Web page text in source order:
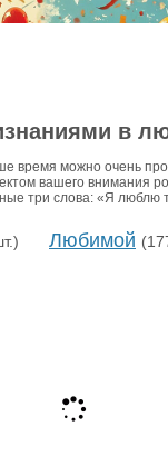
в
время можно очень
вашего внимания
три слова: «Я люблю
Любимой